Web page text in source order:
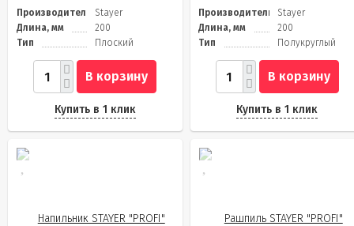
Производитель
Stayer
Длина, мм
200
Тип
Плоский
В корзину
Купить в 1 клик
Производитель
Stayer
Длина, мм
200
Тип
Полукруглый
В корзину
Купить в 1 клик